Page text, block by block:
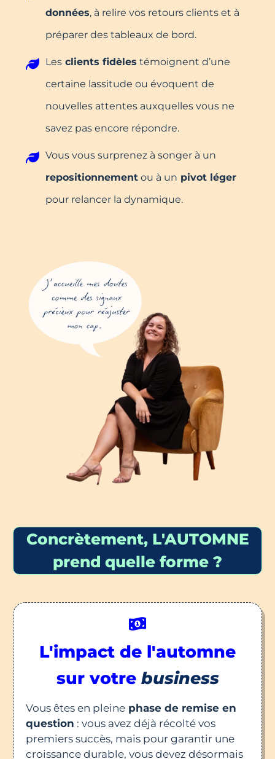
données, à relire vos retours clients et à
préparer des tableaux de bord.
Les clients fidèles témoignent d’une
certaine lassitude ou évoquent de
nouvelles attentes auxquelles vous ne
savez pas encore répondre.
Vous vous surprenez à songer à un
repositionnement ou à un pivot léger
pour relancer la dynamique.
Concrètement, L'AUTOMNE
prend quelle forme ?
L'impact de l'automne
sur votre business
Vous êtes en pleine phase de remise en
question : vous avez déjà récolté vos
premiers succès, mais pour garantir une
croissance durable, vous devez désormais